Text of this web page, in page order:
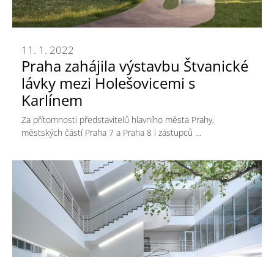
Praha zahájila výstavbu Štvanické
lávky mezi Holešovicemi s
Karlínem
11. 1. 2022
Za přítomnosti představitelů hlavního města Prahy,
městských částí Praha 7 a Praha 8 i zástupců …